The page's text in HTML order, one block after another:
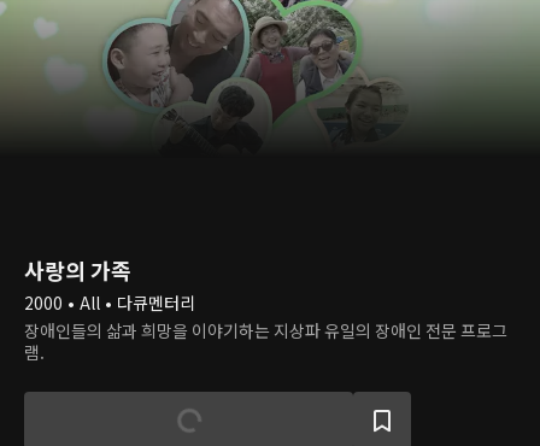
사랑의 가족
2000 • All • 다큐멘터리
장애인들의 삶과 희망을 이야기하는 지상파 유일의 장애인 전문 프로그
램.